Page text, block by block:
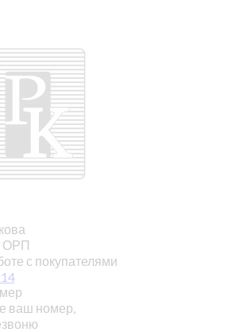
ОРП
с покупателями
ваш номер,